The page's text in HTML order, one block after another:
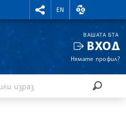
RIGHTMENU.SOCIAL
EN
ВАЛУТНИ
ВАШАТА БТА
ВХОД
Нямате профил?